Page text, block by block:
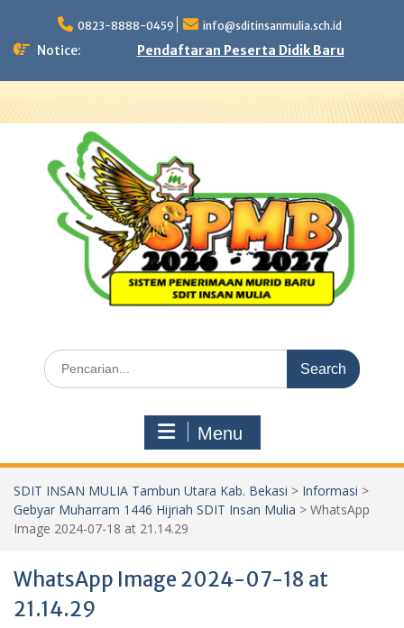
content
0823-8888-0459 info@sditinsanmulia.sch.id
Notice: Pendaftaran Peserta Didik Baru
Search
for:
Menu
SDIT INSAN MULIA Tambun Utara Kab. Bekasi > Informasi >
Gebyar Muharram 1446 Hijriah SDIT Insan Mulia > WhatsApp
Image 2024-07-18 at 21.14.29
WhatsApp Image 2024-07-18 at
21.14.29